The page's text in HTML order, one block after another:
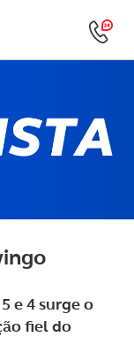
e 4 surge o
fiel do